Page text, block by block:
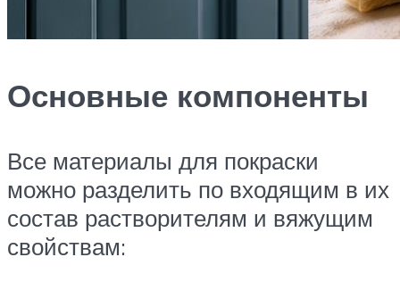
Основные компоненты
Все материалы для покраски
можно разделить по входящим в их
состав растворителям и вяжущим
свойствам: